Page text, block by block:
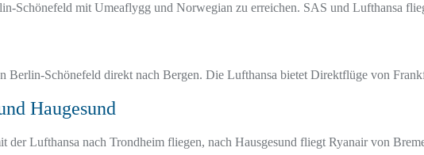
Schönefeld mit Umeaflygg und Norwegian zu erreichen. SAS und Lufthansa
Schönefeld direkt nach Bergen. Die Lufthansa bietet Direktflüge von
Haugesund
der Lufthansa nach Trondheim fliegen, nach Hausgesund fliegt Ryanair von